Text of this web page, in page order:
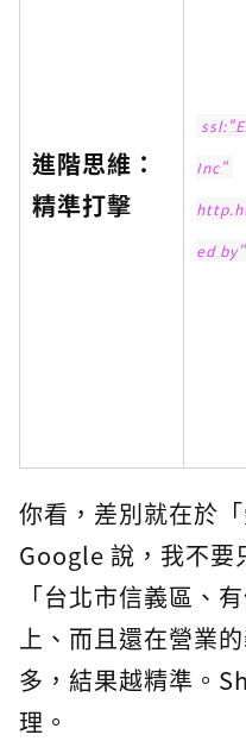
進階思維：
精準打擊
Inc"
ed by"
你看，差別就在於
Google 說，我不要
「台北市信義區、
上、而且還在營業
多，結果越精準。
理。